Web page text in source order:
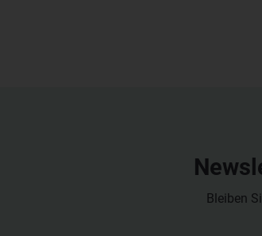
Bleiben